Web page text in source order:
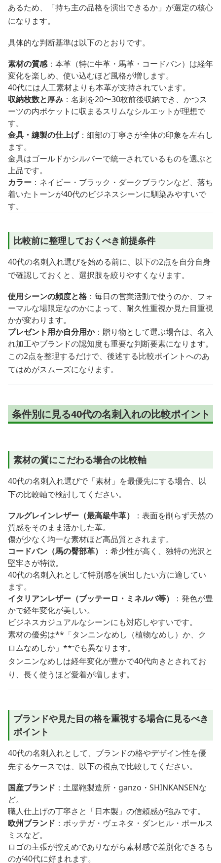
あるため、「持ち主の品格を演出できるか」が選定の核心
になります。
具体的な判断基準は以下のとおりです。
素材の質感：本革（特に牛革・馬革・コードバン）は経年
変化を楽しめ、使い込むほど風格が増します。
40代には人工素材よりも本革が支持されています。
収納枚数と厚み ：名刺を20〜30枚前後収納でき、かつス
ーツの内ポケットに収まるスリムなシルエットが理想で
す。
金具・縫製の仕上げ：細部の丁寧さが全体の印象を左右し
ます。
金具はゴールドかシルバーで統一されているものを選ぶと
上品です。
カラー ：ネイビー・ブラック・ダークブラウンなど、落ち
着いたトーンが40代のビジネスシーンに馴染みやすいで
す。
比較前に整理しておくべき前提条件
40代の名刺入れ選びを始める前に、以下の2点を自分自身
で確認しておくと、選択肢を絞りやすくなります。
使用シーンの頻度と格 ：毎日の営業活動で使うのか、フォ
ーマルな場限定なのかによって、耐久性重視か見た目重視
かが変わります。
プレゼント用か自分用か：贈り物として選ぶ場合は、名入
れ加工やブランドの認知度も重要な判断要素になります。
この2点を整理するだけで、後述する比較ポイントへのあ
てはめがスムーズになります。
条件別に見る40代の名刺入れの比較ポイント
素材の質にこだわる場合の比較軸
40代の名刺入れ選びで「素材」を最優先にする場合、以
下の比較軸で検討してください。
フルグレインレザー（最高級牛革）
：表面を削らず天然の
質感をそのまま活かした革。
傷が少なく均一な素材ほど高品質とされます。
コードバン（馬の臀部革）
：希少性が高く、独特の光沢と
堅牢さが特徴。
40代の名刺入れとして特別感を演出したい方に適してい
ます。
イタリアンレザー（ブッテーロ・ミネルバ等）
：発色が豊
かで経年変化が美しい。
ビジネスカジュアルなシーンにも対応しやすいです。
素材の優劣は**「タンニンなめし（植物なめし）か、ク
ロムなめしか」**でも異なります。
タンニンなめしは経年変化が豊かで40代向きとされてお
り、長く使うほど愛着が増します。
ブランドや見た目の格を重視する場合に見るべき
ポイント
40代の名刺入れとして、ブランドの格やデザイン性を優
先するケースでは、以下の視点で比較してください。
国産ブランド ：土屋鞄製造所・ganzo・SHINKANSENな
ど。
職人仕上げの丁寧さと「日本製」の信頼感が強みです。
欧州ブランド ：ボッテガ・ヴェネタ・ダンヒル・ポールス
ミスなど。
ロゴの主張が控えめでありながら素材感で差別化できるも
のが40代に好まれます。